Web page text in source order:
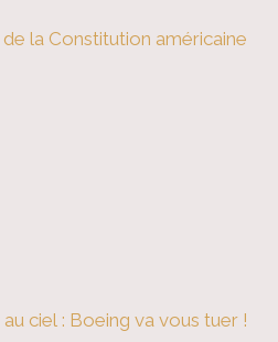
la Constitution américaine
au ciel : Boeing va vous tuer !